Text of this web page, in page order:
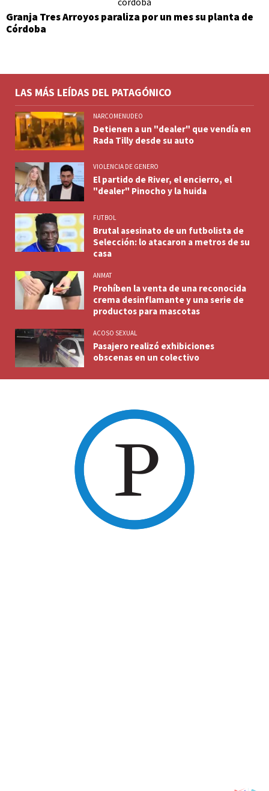
Granja Tres Arroyos paraliza por un mes su planta de
Córdoba
LAS MÁS LEÍDAS DEL PATAGÓNICO
NARCOMENUDEO
Detienen a un "dealer" que vendía en
Rada Tilly desde su auto
VIOLENCIA DE GENERO
El partido de River, el encierro, el
"dealer" Pinocho y la huida
FUTBOL
Brutal asesinato de un futbolista de
Selección: lo atacaron a metros de su
casa
ANMAT
Prohíben la venta de una reconocida
crema desinflamante y una serie de
productos para mascotas
ACOSO SEXUAL
Pasajero realizó exhibiciones
obscenas en un colectivo